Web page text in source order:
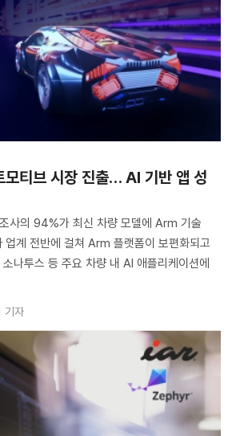
티브 시장 진출… AI 기반 앱 성
사의 94%가 최신 차량 모델에 Arm 기술
업계 전반에 걸쳐 Arm 플랫폼이 보편화되고
나투스 등 주요 차량 내 AI 애플리케이션에
기자